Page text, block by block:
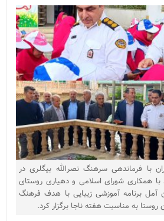
با فرماندهی سرهنگ نصرالله بیگلری در
همکاری شورای اسلامی و دهیاری روستای
برنامه آموزشی زیبایی با هدف فرهنگ
به مناسبت هفته ناجا برگزار کرد.